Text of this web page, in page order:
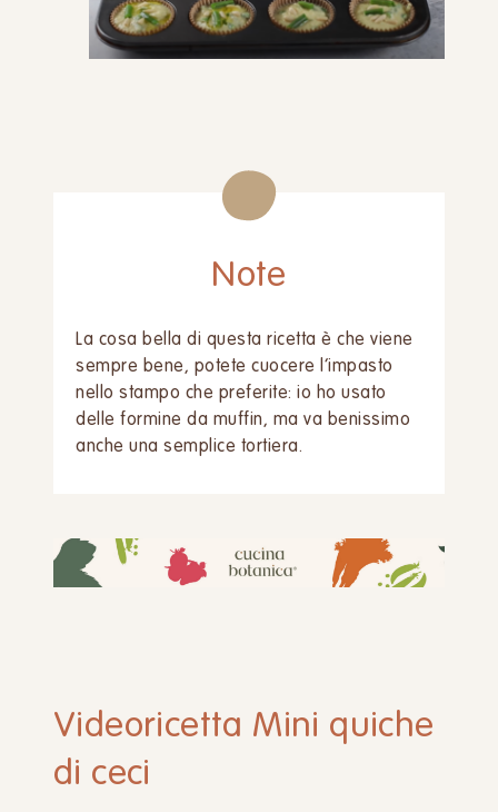
Note
La cosa bella di questa ricetta è che viene
sempre bene, potete cuocere l’impasto
nello stampo che preferite: io ho usato
delle formine da muffin, ma va benissimo
anche una semplice tortiera.
Videoricetta Mini quiche
di ceci